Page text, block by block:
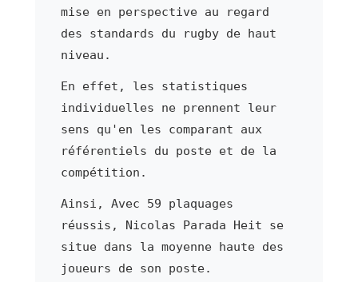
mise en perspective au regard
des standards du rugby de haut
niveau.
En effet, les statistiques
individuelles ne prennent leur
sens qu'en les comparant aux
référentiels du poste et de la
compétition.
Ainsi, Avec 59 plaquages
réussis, Nicolas Parada Heit se
situe dans la moyenne haute des
joueurs de son poste.